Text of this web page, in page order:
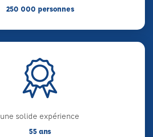
250 000 personnes
une solide expérience
55 ans